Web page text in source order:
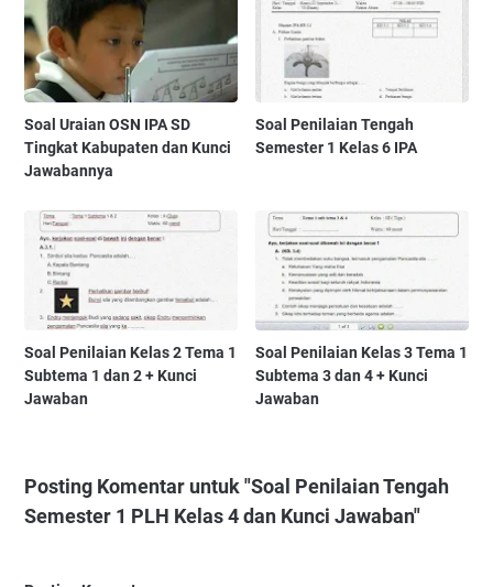
Soal Uraian OSN IPA SD
Tingkat Kabupaten dan Kunci
Jawabannya
Soal Penilaian Tengah
Semester 1 Kelas 6 IPA
Soal Penilaian Kelas 2 Tema 1
Subtema 1 dan 2 + Kunci
Jawaban
Soal Penilaian Kelas 3 Tema 1
Subtema 3 dan 4 + Kunci
Jawaban
Posting Komentar untuk "Soal Penilaian Tengah
Semester 1 PLH Kelas 4 dan Kunci Jawaban"